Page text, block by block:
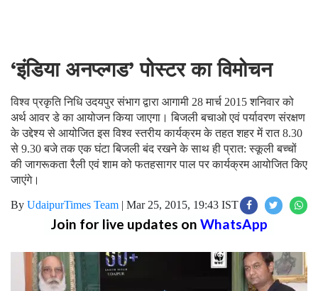
‘इंडिया अनप्ल्गड’ पोस्टर का विमोचन
विश्व प्रकृति निधि उदयपुर संभाग द्वारा आगामी 28 मार्च 2015 शनिवार को
अर्थ आवर डे का आयोजन किया जाएगा। बिजली बचाओ एवं पर्यावरण संरक्षण
के उद्देश्य से आयोजित इस विश्व स्तरीय कार्यक्रम के तहत शहर में रात 8.30
से 9.30 बजे तक एक घंटा बिजली बंद रखने के साथ ही प्रात: स्कूली बच्चों
की जागरूकता रैली एवं शाम को फतहसागर पाल पर कार्यक्रम आयोजित किए
जाएंगे।
By UdaipurTimes Team | Mar 25, 2015, 19:43 IST
Join for live updates on WhatsApp